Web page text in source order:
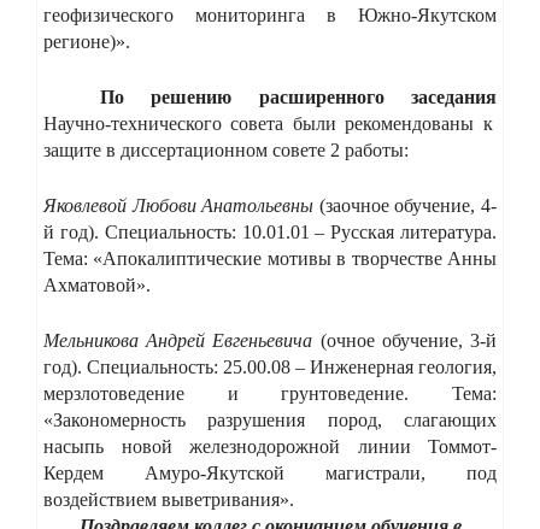
геофизического мониторинга в Южно-Якутском
регионе)».
По решению расширенного заседания
Научно-технического совета были рекомендованы к
защите в диссертационном совете 2 работы:
Яковлевой Любови Анатольевны (заочное обучение, 4-
й год). Специальность: 10.01.01 – Русская литература.
Тема: «Апокалиптические мотивы в творчестве Анны
Ахматовой».
Мельникова Андрей Евгеньевича (очное обучение, 3-й
год). Специальность: 25.00.08 – Инженерная геология,
мерзлотоведение и грунтоведение. Тема:
«Закономерность разрушения пород, слагающих
насыпь новой железнодорожной линии Томмот-
Кердем Амуро-Якутской магистрали, под
воздействием выветривания».